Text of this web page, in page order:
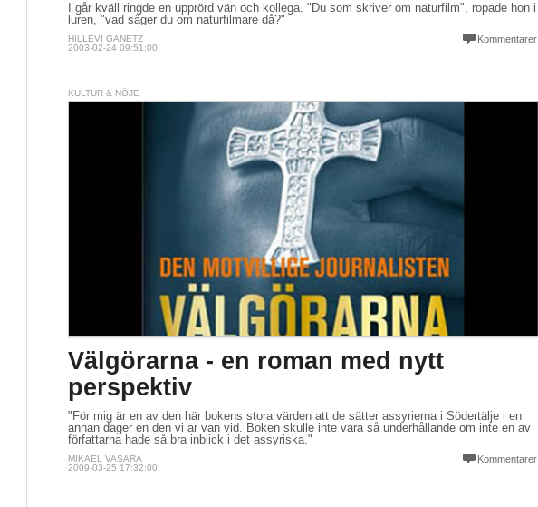
I går kväll ringde en upprörd vän och kollega. "Du som skriver om naturfilm", ropade hon i
luren, "vad säger du om naturfilmare då?"
Kommentarer
HILLEVI GANETZ
2003-02-24 09:51:00
KULTUR & NÖJE
Välgörarna - en roman med nytt
perspektiv
"För mig är en av den här bokens stora värden att de sätter assyrierna i Södertälje i en
annan dager en den vi är van vid. Boken skulle inte vara så underhållande om inte en av
författarna hade så bra inblick i det assyriska."
Kommentarer
MIKAEL VASARA
2009-03-25 17:32:00